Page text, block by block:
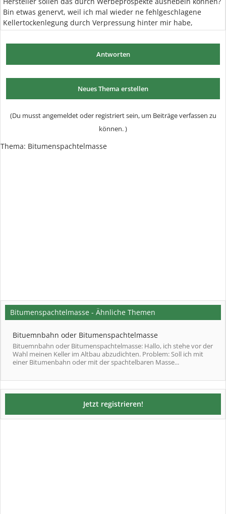
Bin etwas genervt, weil ich mal wieder ne fehlgeschlagene
Kellertockenlegung durch Verpressung hinter mir habe,
Antworten
Neues Thema erstellen
(Du musst angemeldet oder registriert sein, um Beiträge verfassen zu
können. )
Thema: Bitumenspachtelmasse
Bitumenspachtelmasse - Ähnliche Themen
Bituemnbahn oder Bitumenspachtelmasse
Bituemnbahn oder Bitumenspachtelmasse: Hallo, ich stehe vor der
Wahl meinen Keller im Altbau abzudichten. Problem: Soll ich mit
einer Bitumenbahn oder mit der spachtelbaren Masse...
Jetzt registrieren!